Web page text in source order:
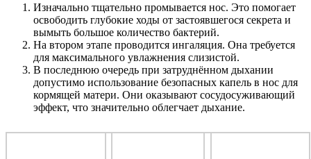
Изначально тщательно промывается нос. Это помогает
освободить глубокие ходы от застоявшегося секрета и
вымыть большое количество бактерий.
На втором этапе проводится ингаляция. Она требуется
для максимального увлажнения слизистой.
В последнюю очередь при затруднённом дыхании
допустимо использование безопасных капель в нос для
кормящей матери. Они оказывают сосудосуживающий
эффект, что значительно облегчает дыхание.